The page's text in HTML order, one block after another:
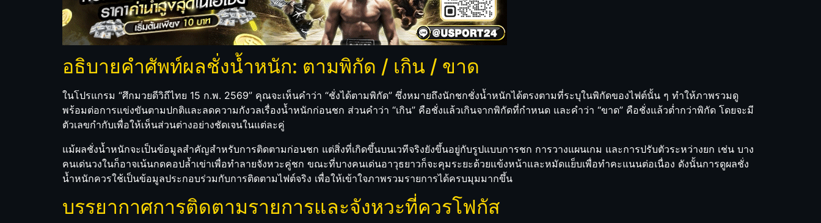
อธิบายคำศัพท์ผลชั่งน้ำหนัก: ตามพิกัด / เกิน / ขาด
ในโปรแกรม “ศึกมวยดีวิถีไทย 15 ก.พ. 2569” คุณจะเห็นคำว่า “ชั่งได้ตามพิกัด” ซึ่งหมายถึงนักชกชั่งน้ำหนักได้ตรงตามที่ระบุในพิกัดของไฟต์นั้น ๆ ทำให้ภาพรวมดู
พร้อมต่อการแข่งขันตามปกติและลดความกังวลเรื่องน้ำหนักก่อนชก ส่วนคำว่า “เกิน” คือชั่งแล้วเกินจากพิกัดที่กำหนด และคำว่า “ขาด” คือชั่งแล้วต่ำกว่าพิกัด โดยจะมี
ตัวเลขกำกับเพื่อให้เห็นส่วนต่างอย่างชัดเจนในแต่ละคู่
แม้ผลชั่งน้ำหนักจะเป็นข้อมูลสำคัญสำหรับการติดตามก่อนชก แต่สิ่งที่เกิดขึ้นบนเวทีจริงยังขึ้นอยู่กับรูปแบบการชก การวางแผนเกม และการปรับตัวระหว่างยก เช่น บาง
คนเด่นวงในก็อาจเน้นกดคอปล้ำเข่าเพื่อทำลายจังหวะคู่ชก ขณะที่บางคนเด่นอาวุธยาวก็จะคุมระยะด้วยแข้งหน้าและหมัดแย็บเพื่อทำคะแนนต่อเนื่อง ดังนั้นการดูผลชั่ง
น้ำหนักควรใช้เป็นข้อมูลประกอบร่วมกับการติดตามไฟต์จริง เพื่อให้เข้าใจภาพรวมรายการได้ครบมุมมากขึ้น
บรรยากาศการติดตามรายการและจังหวะที่ควรโฟกัส